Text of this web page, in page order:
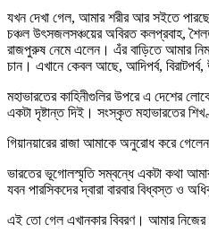
যখন দেখা গেল, আমার শরীর আর সইতে
চঞ্চল উৎসজলসঞ্চয়ের অবিরত কলপ্রবাহ,
রাজপুরুষ নেমে এলেন। এঁর বাড়িতে আমার
চান। এখানে কেবল আছে, আদিপর্ব, বিরাটপর্ব,
মহাভারতের কাহিনীগুলির উপরে এ দেশের
একটা দৃষ্টান্ত দিই। সংস্কৃত মহাভারতের
গিয়ানয়ারের রাজা আমাকে অনুরোধ করে
ভারতের ভূগোলস্মৃতি সম্বন্ধে একটা কথা
যবন পারসিকদের দ্বারা বারবার বিধ্বস্ত ও
এই তো গেল এখানকার বিবরণ। আমার নিজের